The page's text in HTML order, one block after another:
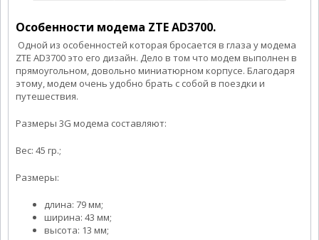
Особенности модема ZTE AD3700.
Одной из особенностей которая бросается в глаза у модема
ZTE AD3700 это его дизайн. Дело в том что модем выполнен в
прямоугольном, довольно миниатюрном корпусе. Благодаря
этому, модем очень удобно брать с собой в поездки и
путешествия.
Размеры 3G модема составляют:
Вес: 45 гр.;
Размеры:
длина: 79 мм;
ширина: 43 мм;
высота: 13 мм;